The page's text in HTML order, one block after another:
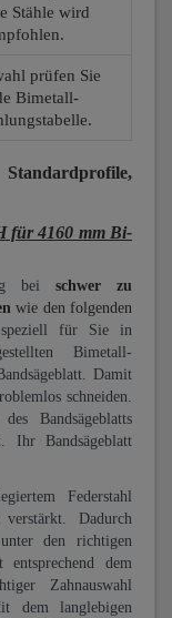
Stähle wird
prüfen Sie
Bimetall-
für 4160 mm Bi-
beischwer zu
wie den folgenden
für Sie in
Bimetall-
Damit
schneiden.
Bandsägeblatts
Ihr Bandsägeblatt
Federstahl
Dadurch
den richtigen
dem
Zahnauswahl
dem langlebigen